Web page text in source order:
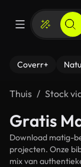
Coverr+
Thuis Stock
Gratis
Download matig-
projecten. Onze
mix van